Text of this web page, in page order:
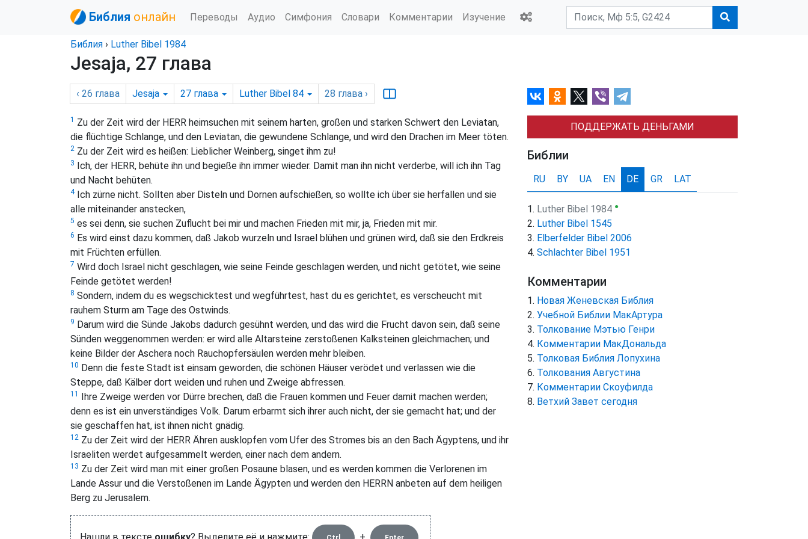
Библия онлайн Переводы Аудио Симфония Словари Комментарии Изучение
Библия › Luther Bibel 1984
Jesaja, 27 глава
‹ 26 глава Jesaja 27 глава Luther Bibel 84 28 глава ›
1 Zu der Zeit wird der HERR heimsuchen mit seinem harten, großen und starken Schwert den Leviatan,
die flüchtige Schlange, und den Leviatan, die gewundene Schlange, und wird den Drachen im Meer töten.
2 Zu der Zeit wird es heißen: Lieblicher Weinberg, singet ihm zu!
3 Ich, der HERR, behüte ihn und begieße ihn immer wieder. Damit man ihn nicht verderbe, will ich ihn Tag
und Nacht behüten.
4Ich zürne nicht. Sollten aber Disteln und Dornen aufschießen, so wollte ich über sie herfallen und sie
alle miteinander anstecken,
5 es sei denn, sie suchen Zuflucht bei mir und machen Frieden mit mir, ja, Frieden mit mir.
6 Es wird einst dazu kommen, daß Jakob wurzeln und Israel blühen und grünen wird, daß sie den Erdkreis
mit Früchten erfüllen.
7 Wird doch Israel nicht geschlagen, wie seine Feinde geschlagen werden, und nicht getötet, wie seine
Feinde getötet werden!
8 Sondern, indem du es wegschicktest und wegführtest, hast du es gerichtet, es verscheucht mit
rauhem Sturm am Tage des Ostwinds.
9 Darum wird die Sünde Jakobs dadurch gesühnt werden, und das wird die Frucht davon sein, daß seine
Sünden weggenommen werden: er wird alle Altarsteine zerstoßenen Kalksteinen gleichmachen; und
keine Bilder der Aschera noch Rauchopfersäulen werden mehr bleiben.
10 Denn die feste Stadt ist einsam geworden, die schönen Häuser verödet und verlassen wie die
Steppe, daß Kälber dort weiden und ruhen und Zweige abfressen.
11 Ihre Zweige werden vor Dürre brechen, daß die Frauen kommen und Feuer damit machen werden;
denn es ist ein unverständiges Volk. Darum erbarmt sich ihrer auch nicht, der sie gemacht hat; und der
sie geschaffen hat, ist ihnen nicht gnädig.
12 Zu der Zeit wird der HERR Ähren ausklopfen vom Ufer des Stromes bis an den Bach Ägyptens, und ihr
Israeliten werdet aufgesammelt werden, einer nach dem andern.
13 Zu der Zeit wird man mit einer großen Posaune blasen, und es werden kommen die Verlorenen im
Lande Assur und die Verstoßenen im Lande Ägypten und werden den HERRN anbeten auf dem heiligen
Berg zu Jerusalem.
ПОДДЕРЖАТЬ ДЕНЬГАМИ
Библии
RU BY UA EN DE GR LAT
Luther Bibel 1984 ●
Luther Bibel 1545
Elberfelder Bibel 2006
Schlachter Bibel 1951
Комментарии
Новая Женевская Библия
Учебной Библии МакАртура
Толкование Мэтью Генри
Комментарии МакДональда
Толковая Библия Лопухина
Толкования Августина
Комментарии Скоуфилда
Ветхий Завет сегодня